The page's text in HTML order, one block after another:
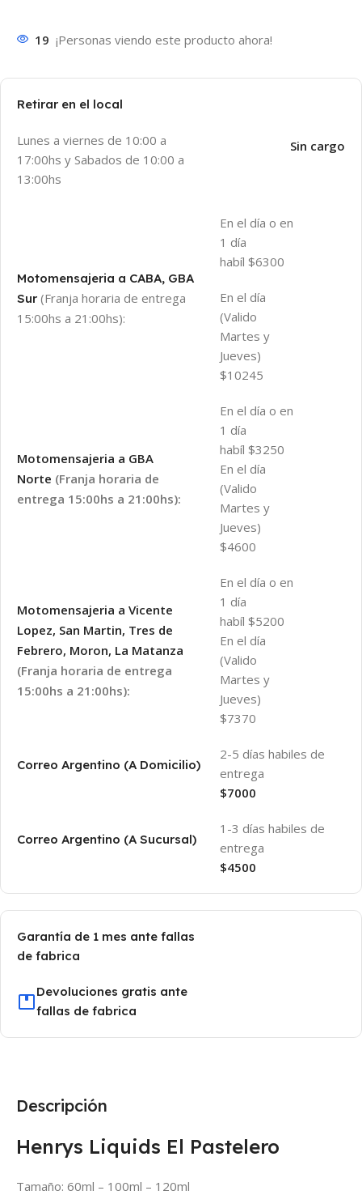
19 ¡Personas viendo este producto ahora!
Retirar en el local
Lunes a viernes de 10:00 a
17:00hs y Sabados de 10:00 a
13:00hs
Sin cargo
Motomensajeria a CABA, GBA
Sur (Franja horaria de entrega
15:00hs a 21:00hs):
En el día o en
1 día
habíl $6300
En el día
(Valido
Martes y
Jueves)
$10245
Motomensajeria a GBA
Norte (Franja horaria de
entrega 15:00hs a 21:00hs):
En el día o en
1 día
habíl $3250
En el día
(Valido
Martes y
Jueves)
$4600
Motomensajeria a Vicente
Lopez, San Martin, Tres de
Febrero, Moron, La Matanza
(Franja horaria de entrega
15:00hs a 21:00hs):
En el día o en
1 día
habíl $5200
En el día
(Valido
Martes y
Jueves)
$7370
Correo Argentino (A Domicilio)
2-5 días habiles de
entrega
$7000
Correo Argentino (A Sucursal)
1-3 días habiles de
entrega
$4500
Garantía de 1 mes ante fallas
de fabrica
Devoluciones gratis ante
fallas de fabrica
Descripción
Henrys Liquids El Pastelero
Tamaño: 60ml – 100ml – 120ml